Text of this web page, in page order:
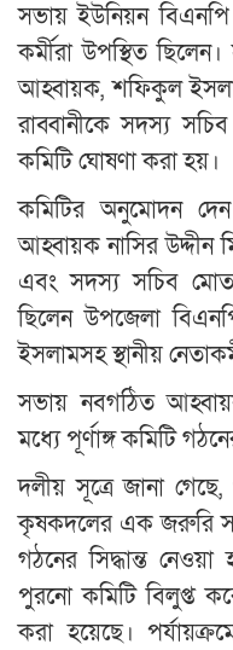
সভায় ইউনিয়ন
কর্মীরা উপস্থিত
আহ্বায়ক, শফিকুল
রাব্বানীকে সদস্য
কমিটি ঘোষণা করা হয়।
কমিটির অনুমোদন
আহ্বায়ক নাসির উদ্দীন
এবং সদস্য সচিব
ছিলেন উপজেলা
ইসলামসহ স্থানীয়
সভায় নবগঠিত
মধ্যে পূর্ণাঙ্গ কমিটি
দলীয় সূত্রে জানা
কৃষকদলের এক জরুরি
গঠনের সিদ্ধান্ত নেওয়া
পুরনো কমিটি বিলুপ্ত
করা হয়েছে।